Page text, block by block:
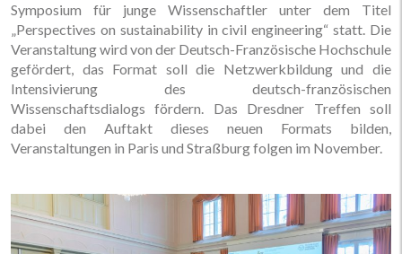
Symposium für junge Wissenschaftler unter dem Titel
„Perspectives on sustainability in civil engineering“ statt. Die
Veranstaltung wird von der Deutsch-Französische Hochschule
gefördert, das Format soll die Netzwerkbildung und die
Intensivierung des deutsch-französischen
Wissenschaftsdialogs fördern. Das Dresdner Treffen soll
dabei den Auftakt dieses neuen Formats bilden,
Veranstaltungen in Paris und Straßburg folgen im November.